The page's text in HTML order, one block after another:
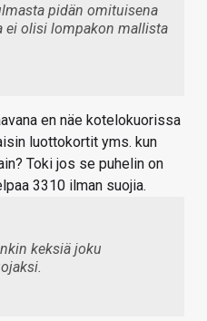
pidän omituisena
ei olisi lompakon mallista
en näe kotelokuorissa
luottokortit yms. kun
Toki jos se puhelin on
3310 ilman suojia.
keksiä joku